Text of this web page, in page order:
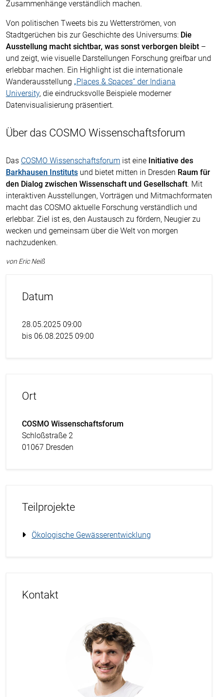
Zusammenhänge verständlich machen.
Von politischen Tweets bis zu Wetterströmen, von
Stadtgerüchen bis zur Geschichte des Universums: Die
Ausstellung macht sichtbar, was sonst verborgen bleibt –
und zeigt, wie visuelle Darstellungen Forschung greifbar und
erlebbar machen. Ein Highlight ist die internationale
Wanderausstellung „Places & Spaces“ der Indiana
University, die eindrucksvolle Beispiele moderner
Datenvisualisierung präsentiert.
Über das COSMO Wissenschaftsforum
Das COSMO Wissenschaftsforum ist eine Initiative des
Barkhausen Instituts und bietet mitten in Dresden Raum für
den Dialog zwischen Wissenschaft und Gesellschaft. Mit
interaktiven Ausstellungen, Vorträgen und Mitmachformaten
macht das COSMO aktuelle Forschung verständlich und
erlebbar. Ziel ist es, den Austausch zu fördern, Neugier zu
wecken und gemeinsam über die Welt von morgen
nachzudenken.
von Eric Neiß
Datum
28.05.2025 09:00
bis 06.08.2025 09:00
Ort
COSMO Wissenschaftsforum
Schloßstraße 2
01067 Dresden
Teilprojekte
Ökologische Gewässerentwicklung
Kontakt